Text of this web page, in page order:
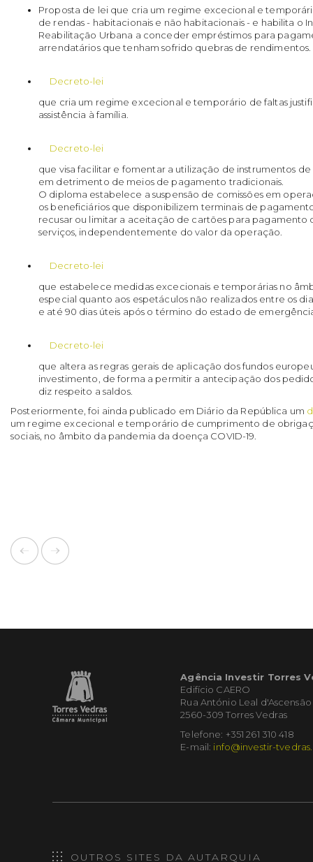
Proposta de lei que cria um regime excecional e
de rendas - habitacionais e não habitacionais - e habilita o
Reabilitação Urbana a conceder empréstimos para
arrendatários que tenham sofrido quebras de rendimentos.
Decreto-lei
que cria um regime excecional e temporário de faltas
assistência à família.
Decreto-lei
que visa facilitar e fomentar a utilização de instrumentos
em detrimento de meios de pagamento tradicionais.
O diploma estabelece a suspensão de comissões em
os beneficiários que disponibilizem terminais de
recusar ou limitar a aceitação de cartões para pagamento
serviços, independentemente do valor da operação.
Decreto-lei
que estabelece medidas excecionais e temporárias no
especial quanto aos espetáculos não realizados entre os
e até 90 dias úteis após o término do estado de
Decreto-lei
que altera as regras gerais de aplicação dos fundos
investimento, de forma a permitir a antecipação dos
diz respeito a saldos.
Posteriormente, foi ainda publicado em Diário da República um
um regime excecional e temporário de cumprimento de
sociais, no âmbito da pandemia da doença COVID-19.
Agência Investir Torres
Edifício CAERO
Rua António Leal d'Ascensão
2560-309 Torres Vedras
Telefone: +351 261 310 418
E-mail: info@investir-
OUTROS SITES DA AUTARQUIA